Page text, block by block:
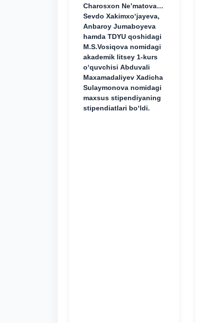
Charosxon Ne’matova,
Sevdo Xakimxo‘jayeva,
Anbaroy Jumaboyeva
hamda TDYU qoshidagi
M.S.Vosiqova nomidagi
akademik litsey 1-kurs
o‘quvchisi Abduvali
Maxamadaliyev Xadicha
Sulaymonova nomidagi
maxsus stipendiyaning
stipendiatlari bo‘ldi.